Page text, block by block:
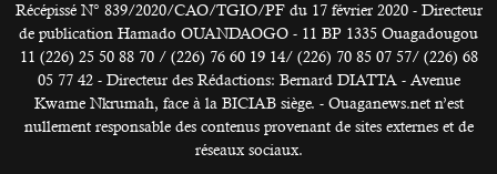
Récépissé N° 839/2020/CAO/TGIO/PF du 17 février 2020 - Directeur
de publication Hamado OUANDAOGO - 11 BP 1335 Ouagadougou
11 (226) 25 50 88 70 / (226) 76 60 19 14/ (226) 70 85 07 57/ (226) 68
05 77 42 - Directeur des Rédactions: Bernard DIATTA - Avenue
Kwame Nkrumah, face à la BICIAB siège. - Ouaganews.net n’est
nullement responsable des contenus provenant de sites externes et de
réseaux sociaux.